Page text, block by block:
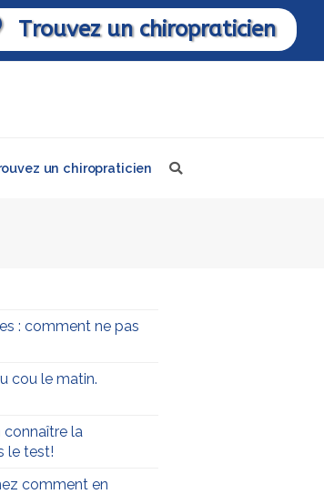
Trouvez un chiropraticien
un chiropraticien
: comment ne pas
cou le matin.
connaître la
le test!
comment en